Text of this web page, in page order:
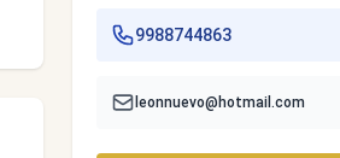
9988744863
leonnuevo@hotmail.com